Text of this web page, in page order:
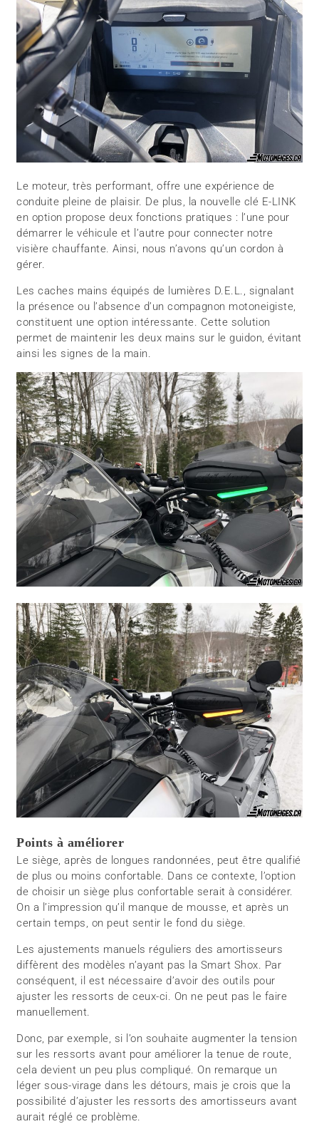
Le moteur, très performant, offre une expérience de
conduite pleine de plaisir. De plus, la nouvelle clé E-LINK
en option propose deux fonctions pratiques : l’une pour
démarrer le véhicule et l’autre pour connecter notre
visière chauffante. Ainsi, nous n’avons qu’un cordon à
gérer.
Les caches mains équipés de lumières D.E.L., signalant
la présence ou l’absence d’un compagnon motoneigiste,
constituent une option intéressante. Cette solution
permet de maintenir les deux mains sur le guidon, évitant
ainsi les signes de la main.
Points à améliorer
Le siège, après de longues randonnées, peut être qualifié
de plus ou moins confortable. Dans ce contexte, l’option
de choisir un siège plus confortable serait à considérer.
On a l’impression qu’il manque de mousse, et après un
certain temps, on peut sentir le fond du siège.
Les ajustements manuels réguliers des amortisseurs
diffèrent des modèles n’ayant pas la Smart Shox. Par
conséquent, il est nécessaire d’avoir des outils pour
ajuster les ressorts de ceux-ci. On ne peut pas le faire
manuellement.
Donc, par exemple, si l’on souhaite augmenter la tension
sur les ressorts avant pour améliorer la tenue de route,
cela devient un peu plus compliqué. On remarque un
léger sous-virage dans les détours, mais je crois que la
possibilité d’ajuster les ressorts des amortisseurs avant
aurait réglé ce problème.